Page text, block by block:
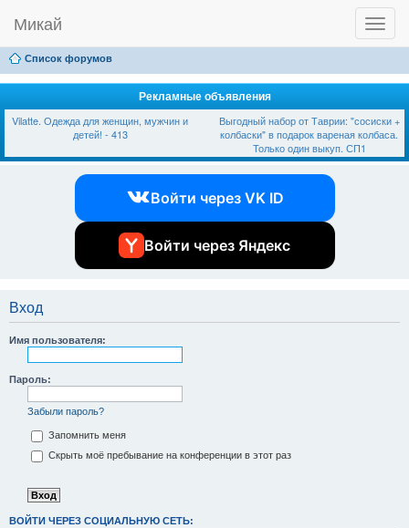
T
o
g
l
n
a
v
i
Микай
Ссылки Вход
Список форумов
Рекламные объявления
Vilatte. Одежда для женщин, мужчин и
детей! - 413
Выгодный набор от Таврии: "сосиски +
колбаски" в подарок вареная колбаса.
Только один выкуп. СП1
Войти через VK ID
Войти через Яндекс
Вход
Имя пользователя:
Пароль:
Забыли пароль?
Запомнить меня
Скрыть моё пребывание на конференции в этот раз
ВОЙТИ ЧЕРЕЗ СОЦИАЛЬНУЮ СЕТЬ: